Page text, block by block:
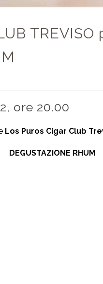
ore 20.00
Los Puros Cigar Club
DEGUSTAZIONE RHUM